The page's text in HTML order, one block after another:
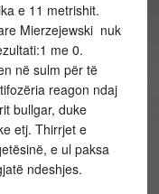
e 11 metrishit.
Mierzejewski nuk
me 0.
në sulm për të
reagon ndaj
bullgar, duke
etj. Thirrjet e
e ul paksa
ndeshjes.